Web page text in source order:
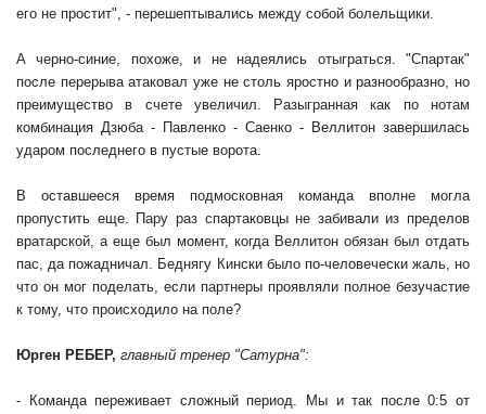
его не простит", - перешептывались между собой болельщики.
А черно-синие, похоже, и не надеялись отыграться. "Спартак"
после перерыва атаковал уже не столь яростно и разнообразно, но
преимущество в счете увеличил. Разыгранная как по нотам
комбинация Дзюба - Павленко - Саенко - Веллитон завершилась
ударом последнего в пустые ворота.
В оставшееся время подмосковная команда вполне могла
пропустить еще. Пару раз спартаковцы не забивали из пределов
вратарской, а еще был момент, когда Веллитон обязан был отдать
пас, да пожадничал. Беднягу Кински было по-человечески жаль, но
что он мог поделать, если партнеры проявляли полное безучастие
к тому, что происходило на поле?
Юрген РЕБЕР, главный тренер "Сатурна":
- Команда переживает сложный период. Мы и так после 0:5 от